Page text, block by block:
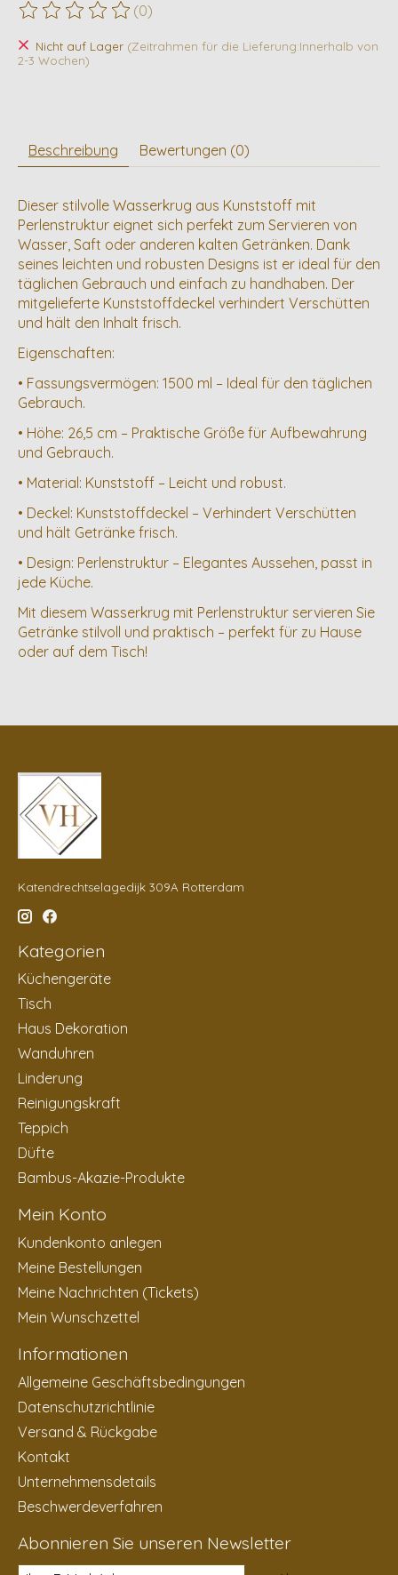
Die Bewertung dieses Produkts ist
(0)
Nicht auf Lager (Zeitrahmen für die Lieferung:Innerhalb von
2-3 Wochen)
Beschreibung Bewertungen (0)
Dieser stilvolle Wasserkrug aus Kunststoff mit
Perlenstruktur eignet sich perfekt zum Servieren von
Wasser, Saft oder anderen kalten Getränken. Dank
seines leichten und robusten Designs ist er ideal für den
täglichen Gebrauch und einfach zu handhaben. Der
mitgelieferte Kunststoffdeckel verhindert Verschütten
und hält den Inhalt frisch.
Eigenschaften:
• Fassungsvermögen: 1500 ml – Ideal für den täglichen
Gebrauch.
• Höhe: 26,5 cm – Praktische Größe für Aufbewahrung
und Gebrauch.
• Material: Kunststoff – Leicht und robust.
• Deckel: Kunststoffdeckel – Verhindert Verschütten
und hält Getränke frisch.
• Design: Perlenstruktur – Elegantes Aussehen, passt in
jede Küche.
Mit diesem Wasserkrug mit Perlenstruktur servieren Sie
Getränke stilvoll und praktisch – perfekt für zu Hause
oder auf dem Tisch!
Katendrechtselagedijk 309A Rotterdam
Kategorien
Küchengeräte
Tisch
Haus Dekoration
Wanduhren
Linderung
Reinigungskraft
Teppich
Düfte
Bambus-Akazie-Produkte
Mein Konto
Kundenkonto anlegen
Meine Bestellungen
Meine Nachrichten (Tickets)
Mein Wunschzettel
Informationen
Allgemeine Geschäftsbedingungen
Datenschutzrichtlinie
Versand & Rückgabe
Kontakt
Unternehmensdetails
Beschwerdeverfahren
Abonnieren Sie unseren Newsletter